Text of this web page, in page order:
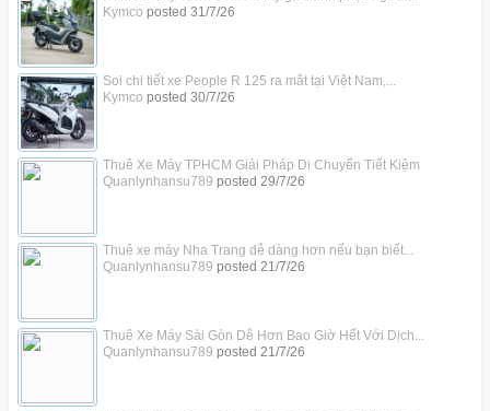
Kymco posted 31/7/26
Soi chi tiết xe People R 125 ra mắt tại Việt Nam,...
Kymco posted 30/7/26
Thuê Xe Máy TPHCM Giải Pháp Di Chuyển Tiết Kiệm
Quanlynhansu789 posted 29/7/26
Thuê xe máy Nha Trang dễ dàng hơn nếu bạn biết...
Quanlynhansu789 posted 21/7/26
Thuê Xe Máy Sài Gòn Dễ Hơn Bao Giờ Hết Với Dịch...
Quanlynhansu789 posted 21/7/26